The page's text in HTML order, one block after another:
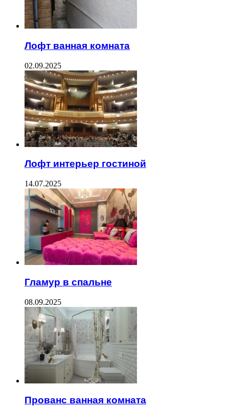
Лофт ванная комната
02.09.2025
Лофт интерьер гостиной
14.07.2025
Гламур в спальне
08.09.2025
Прованс ванная комната